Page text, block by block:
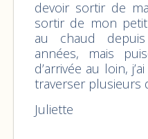
devoir sortir de
sortir de mon
au chaud
années, mais
d’arrivée au loin,
traverser plusieurs
Juliette